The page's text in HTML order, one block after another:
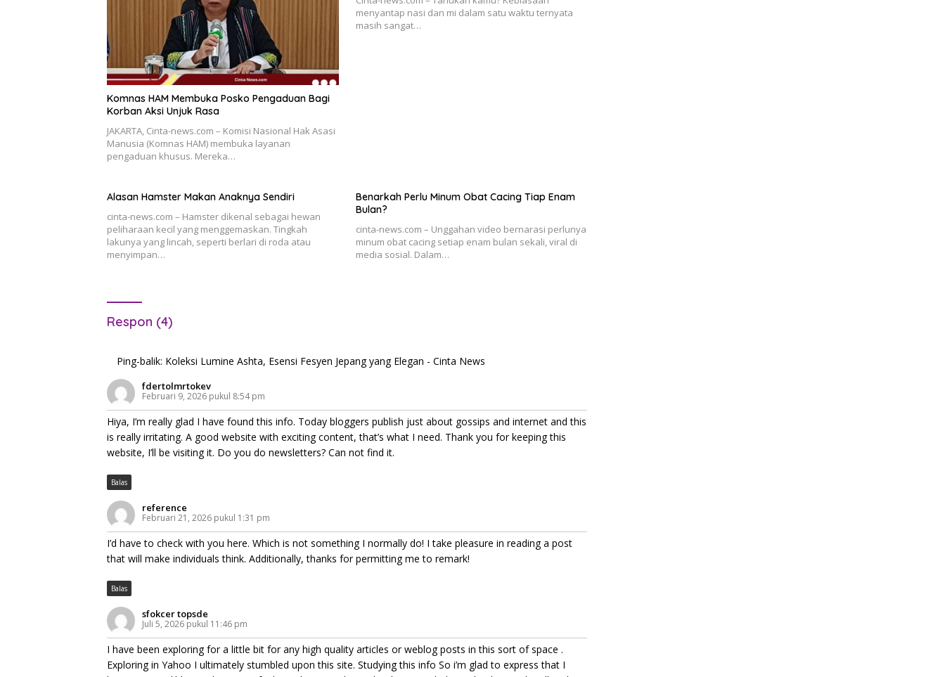
Komnas HAM Membuka Posko Pengaduan Bagi
Korban Aksi Unjuk Rasa
JAKARTA, Cinta-news.com – Komisi Nasional Hak Asasi
Manusia (Komnas HAM) membuka layanan
pengaduan khusus. Mereka…
menyantap nasi dan mi dalam satu waktu ternyata
masih sangat…
Alasan Hamster Makan Anaknya Sendiri
cinta-news.com – Hamster dikenal sebagai hewan
peliharaan kecil yang menggemaskan. Tingkah
lakunya yang lincah, seperti berlari di roda atau
menyimpan…
Benarkah Perlu Minum Obat Cacing Tiap Enam
Bulan?
cinta-news.com – Unggahan video bernarasi perlunya
minum obat cacing setiap enam bulan sekali, viral di
media sosial. Dalam…
Respon (4)
Ping-balik: Koleksi Lumine Ashta, Esensi Fesyen Jepang yang Elegan - Cinta News
fdertolmrtokev
Februari 9, 2026 pukul 8:54 pm
Hiya, I’m really glad I have found this info. Today bloggers publish just about gossips and internet and this
is really irritating. A good website with exciting content, that’s what I need. Thank you for keeping this
website, I’ll be visiting it. Do you do newsletters? Can not find it.
Balas
reference
Februari 21, 2026 pukul 1:31 pm
I’d have to check with you here. Which is not something I normally do! I take pleasure in reading a post
that will make individuals think. Additionally, thanks for permitting me to remark!
Balas
sfokcer topsde
Juli 5, 2026 pukul 11:46 pm
I have been exploring for a little bit for any high quality articles or weblog posts in this sort of space .
Exploring in Yahoo I ultimately stumbled upon this site. Studying this info So i’m glad to express that I